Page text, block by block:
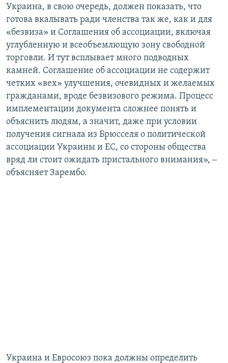
Украина, в свою очередь, должен показать, что
готова вкалывать ради членства так же, как и для
«безвиза» и Соглашения об ассоциации, включая
углубленную и всеобъемлющую зону свободной
торговли. И тут всплывает много подводных
камней. Соглашение об ассоциации не содержит
четких «вех» улучшения, очевидных и желаемых
гражданами, вроде безвизового режима. Процесс
имплементации документа сложнее понять и
объяснить людям, а значит, даже при условии
получения сигнала из Брюсселя о политической
ассоциации Украины и ЕС, со стороны общества
вряд ли стоит ожидать пристального внимания», ‒
объясняет Зарембо.
Украина и Евросоюз пока должны определить